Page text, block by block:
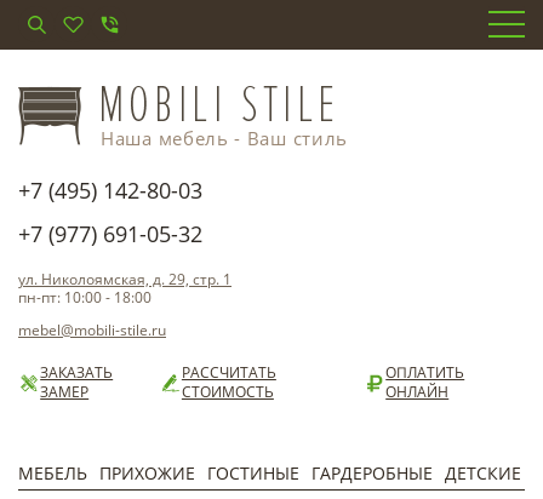
Наша мебель - Ваш стиль
+7 (495) 142-80-03
+7 (977) 691-05-32
ул. Николоямская, д. 29, стр. 1
пн-пт: 10:00 - 18:00
mebel@mobili-stile.ru
ЗАКАЗАТЬ
ЗАМЕР
РАССЧИТАТЬ
СТОИМОСТЬ
ОПЛАТИТЬ
ОНЛАЙН
МЕБЕЛЬ ПРИХОЖИЕ ГОСТИНЫЕ ГАРДЕРОБНЫЕ ДЕТСКИЕ